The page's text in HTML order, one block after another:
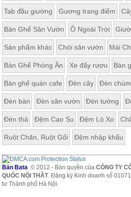
Tab đầu giường Gương trang điểm
Bàn Ghế Sân Vườn Ô Ngoài Trời
Sản phẩm khác Chòi sân vườn Mái
Bàn Ghế Phòng Ăn Xe đẩy rượu Bàn
Bàn ghế quán cafe Đèn cây Đèn
Đèn bàn Đèn sân vườn Đèn tường
Đèn thả Đệm Cao Su Đệm Lò Xo
Ruột Chăn, Ruột Gối Đệm nhập khẩu
Bản Bata © 2012 - Bản quyền củaCÔNG TY
QUỐC NỘI THẤT. Đăng ký Kinh doanh số
tư Thành phố Hà Nội.